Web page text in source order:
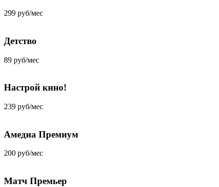
299 руб/мес
Детство
89 руб/мес
Настрой кино!
239 руб/мес
Амедиа Премиум
200 руб/мес
Матч Премьер